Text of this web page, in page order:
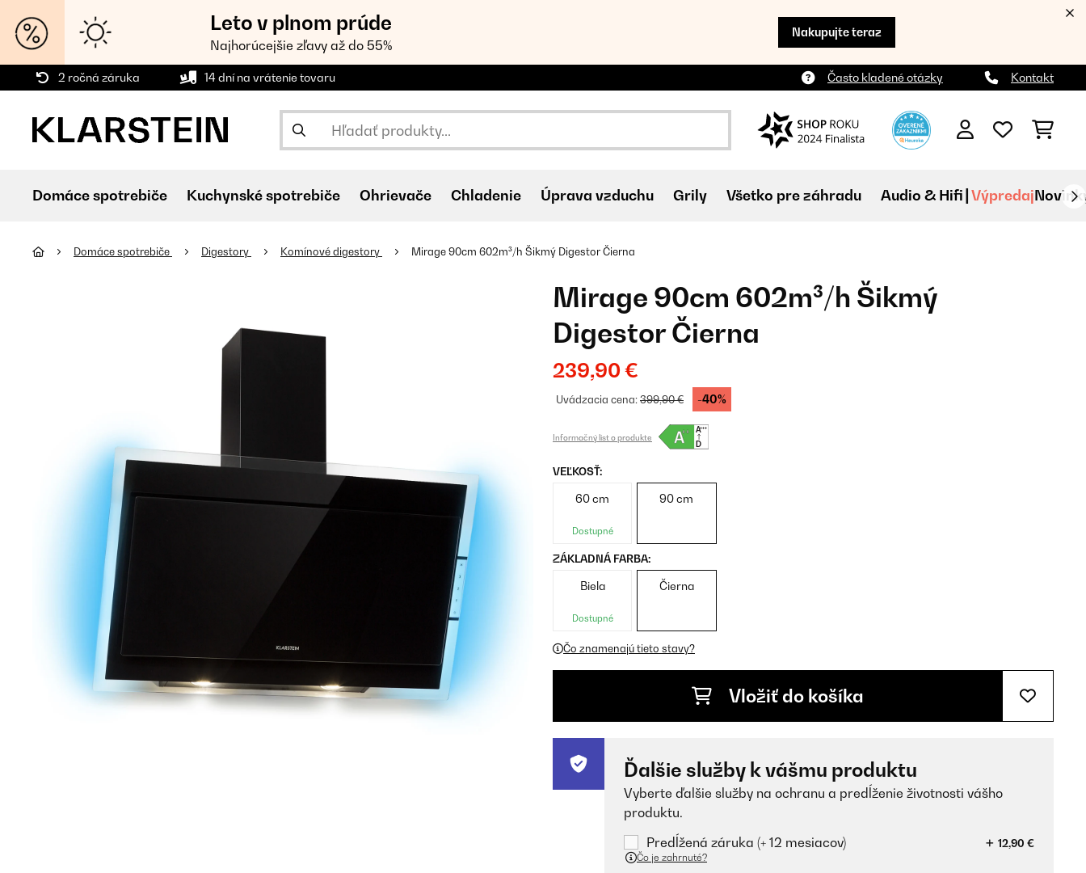
Leto v plnom prúde
Najhorúcejšie zľavy až do 55%
Nakupujte teraz
2 ročná záruka 14 dní na vrátenie tovaru Často kladené otázky Kontakt
Domáce spotrebiče Kuchynské spotrebiče Ohrievače Chladenie Úprava vzduchu Grily Všetko pre záhradu Audio & Hifi Výpredaj
Domáce spotrebiče Digestory Komínové digestory Mirage 90cm 602m³/h Šikmý Digestor Čierna
Mirage 90cm 602m³/h Šikmý
Digestor Čierna
239,90 €
Uvádzacia cena:399,90 € -40%
Informačný list o produkte
VEĽKOSŤ:
60 cm
Dostupné
90 cm
ZÁKLADNÁ FARBA:
Biela
Dostupné
Čierna
Čo znamenajú tieto stavy?
Vložiť do košíka
Ďalšie služby k vášmu produktu
Vyberte ďalšie služby na ochranu a predĺženie životnosti vášho
produktu.
Predĺžená záruka (+ 12 mesiacov)
12,90 €
Čo je zahrnuté?